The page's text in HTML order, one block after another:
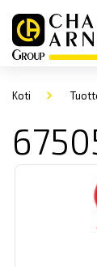
Koti